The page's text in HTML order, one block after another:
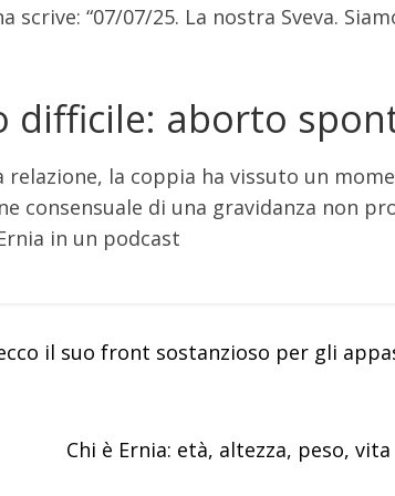
scrive: “07/07/25. La nostra Sveva.
difficile: aborto
relazione, la coppia ha vissuto un
consensuale di una gravidanza non
in un podcast
il suo front sostanzioso per gli
Chi è Ernia: età, altezza, peso,